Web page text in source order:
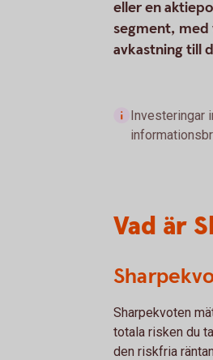
eller en
segment, med
avkastning till
Investeringar
Vad är
Sharpekvoten
totala risken du
den riskfria